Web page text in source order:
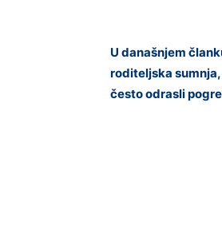
U današnjem
roditeljska
često odrasli